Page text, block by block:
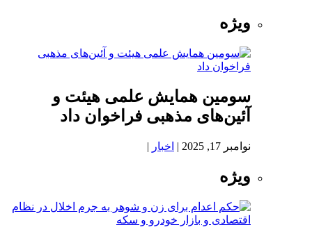
ویژه
سومین همایش علمی هیئت و
آئین‌های مذهبی فراخوان داد
نوامبر 17, 2025 | اخبار |
ویژه